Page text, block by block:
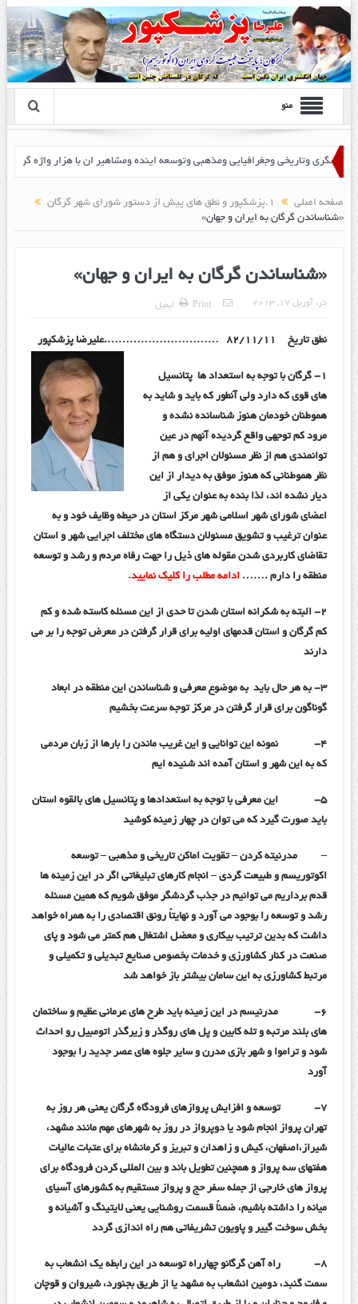
منو
صفحه اصلی
1.پزشکپور و نطق های پیش از دستور شورای شهر گرگان
«شناساندن گرگان به ایران و جهان»
«شناساندن گرگان به ایران و جهان»
در: آوریل 17, 2013 Print ایمیل
نطق تاریخ ۸۲/۱۱/۱۱ ………………………….علیرضا پزشکپور
۱-
گرگان با توجه به استعداد ها پتانسیل
های قوی که دارد ولی آنطور که باید و شاید به
هموطنان خودمان هنوز شناسانده نشده و
مرود کم توجهی واقع گردیده آنهم در عین
توانمندی هم از نظر مسئولان اجرای و هم از
نظر هموطنانی که هنوز موفق به دیدار از این
دیار نشده اند، لذا بنده به عنوان یکی از
اعضای شورای شهر اسلامی شهر مرکز استان در حیطه وظایف خود و به
عنوان ترغیب و تشویق مسئولان دستگاه های مختلف اجرایی شهر و استان
تقاضای کاربردی شدن مقوله های ذیل را جهت رفاه مردم و رشد و توسعه
منطقه را دارم .…… ادامه مطلب را کلیک نمایید.
۲-
البته به شکرانه استان شدن تا حدی از این مسئله کاسته شده و کم
کم گرگان و استان قدمهای اولیه برای قرار گرفتن در معرض توجه را بر می
دارند
۳-
به هر حال باید به موضوع معرفی و شناساندن این منطقه در ابعاد
گوناگون برای قرار گرفتن در مرکز توجه سرعت بخشیم
۴-
نمونه این توانایی و این غریب ماندن را بارها از زبان مردمی
که به این شهر و استان آمده اند شنیده ایم
۵-
این معرفی با توجه به استعدادها و پتانسیل های بالقوه استان
باید صورت گیرد که می توان در چهار زمینه کوشید
– مدرنیته کردن –تقویت اماکن تاریخی و مذهبی –توسعه
اکوتوریسم و طبیعت گردی –انجام کارهای تبلیغاتی اگر در این زمینه ها
قدم برداریم می توانیم در جذب گردشگر موفق شویم که همین مسئله
رشد و توسعه را بوجود می آورد و نهایتاً رونق اقتصادی را به همراه خواهد
داشت که بدین ترتیب بیکاری و معضل اشتغال هم کمتر می شود و پای
صنعت در کنار کشاورزی و خدمات بخصوص صنایع تبدیلی و تکمیلی و
مرتبط کشاورزی به این سامان بیشتر باز خواهد شد
۶-
مدرنیسم در این زمینه باید طرح های عرمانی عظیم و ساختمان
های بلند مرتبه و تله کابین و پل های روگذر و زیرگذر اتومبیل رو احداث
شود و تراموا و شهر بازی مدرن و سایر جلوه های عصر جدید را بوجود
آورد
۷-
توسعه و افزایش پروازهای فرودگاه گرگان یعنی هر روز به
تهران پرواز انجام شود یا دوپرواز در روز به شهرهای مهم مانند مشهد،
شیراز،اصفهان، کیش و زاهدان و تبریز و کرمانشاه برای عتبات عالیات
هفتهای سه پرواز و همچنین تطویل باند و بین المللی کردن فرودگاه برای
پرواز های خارجی از جمله سفر حج و پرواز مستقیم به کشورهای آسیای
میانه را داشته باشیم، ضمناً قسمت روشنایی یعنی لایتینگ و آشیانه و
بخش سوخت گییر و پاویون تشریفاتی هم راه اندازی گردد
۸-
راه آهن گرگانو چهارراه توسعه در این رابطه یک انشعاب به
سمت گنبد، دومین انشعاب به مشهد یا از طریق بجنورد، شیروان و قوچان